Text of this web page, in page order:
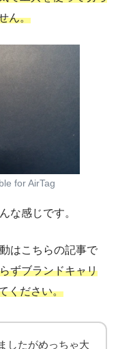
ん。
for AirTag
な感じです。
はこちらの記事で
ずブランドキャリ
ください。
したがめっちゃ大